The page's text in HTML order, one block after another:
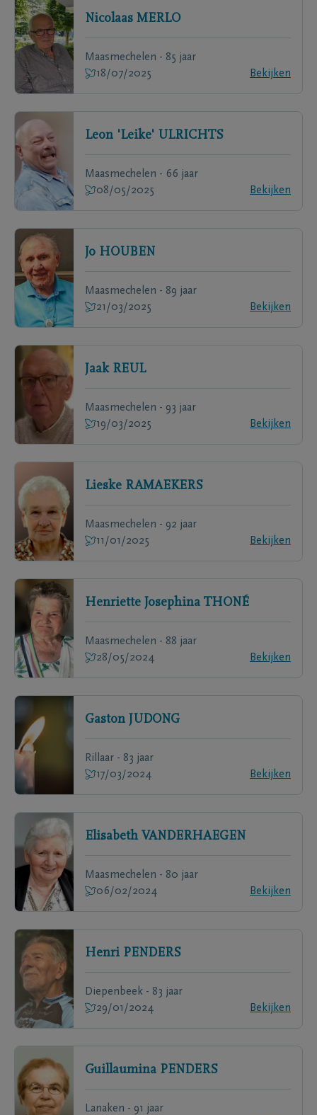
Nicolaas MERLO
Maasmechelen - 85 jaar
18/07/2025
Bekijken
Leon 'Leike' ULRICHTS
Maasmechelen - 66 jaar
08/05/2025
Bekijken
Jo HOUBEN
Maasmechelen - 89 jaar
21/03/2025
Bekijken
Jaak REUL
Maasmechelen - 93 jaar
19/03/2025
Bekijken
Lieske RAMAEKERS
Maasmechelen - 92 jaar
11/01/2025
Bekijken
Henriette Josephina THONÉ
Maasmechelen - 88 jaar
28/05/2024
Bekijken
Gaston JUDONG
Rillaar - 83 jaar
17/03/2024
Bekijken
Elisabeth VANDERHAEGEN
Maasmechelen - 80 jaar
06/02/2024
Bekijken
Henri PENDERS
Diepenbeek - 83 jaar
29/01/2024
Bekijken
Guillaumina PENDERS
Lanaken - 91 jaar